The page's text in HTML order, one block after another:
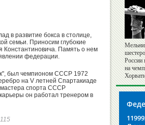
в развитие бокса в столице,
семьи. Приносим глубокие
Константиновича. Память о нем
федерации.
был чемпионом СССР 1972
на V летней Спартакиаде
спорта СССР
он работал тренером в
России
на